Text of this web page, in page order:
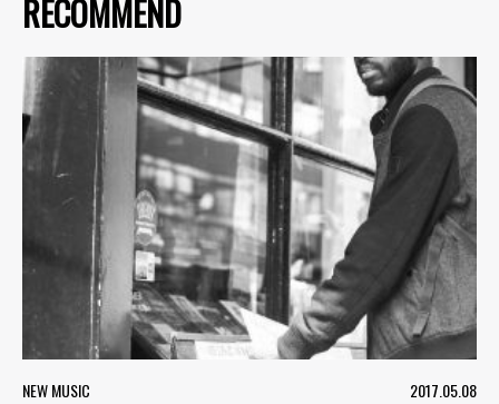
RECOMMEND
NEW MUSIC
2017.05.08